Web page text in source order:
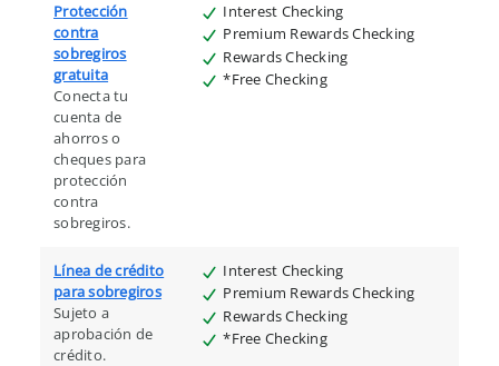
Protección
contra
sobregiros
gratuita
Conecta tu
cuenta de
ahorros o
cheques para
protección
contra
sobregiros.
Interest Checking
Premium Rewards Checking
Rewards Checking
*Free Checking
Línea de crédito
para sobregiros
Sujeto a
aprobación de
crédito.
Interest Checking
Premium Rewards Checking
Rewards Checking
*Free Checking